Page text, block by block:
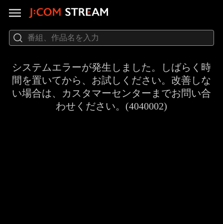
システムエラーが発生しました。しばらく時
間を置いてから、お試しください。改善しな
い場合は、カスタマーセンターまでお問い合
わせください。(4040002)